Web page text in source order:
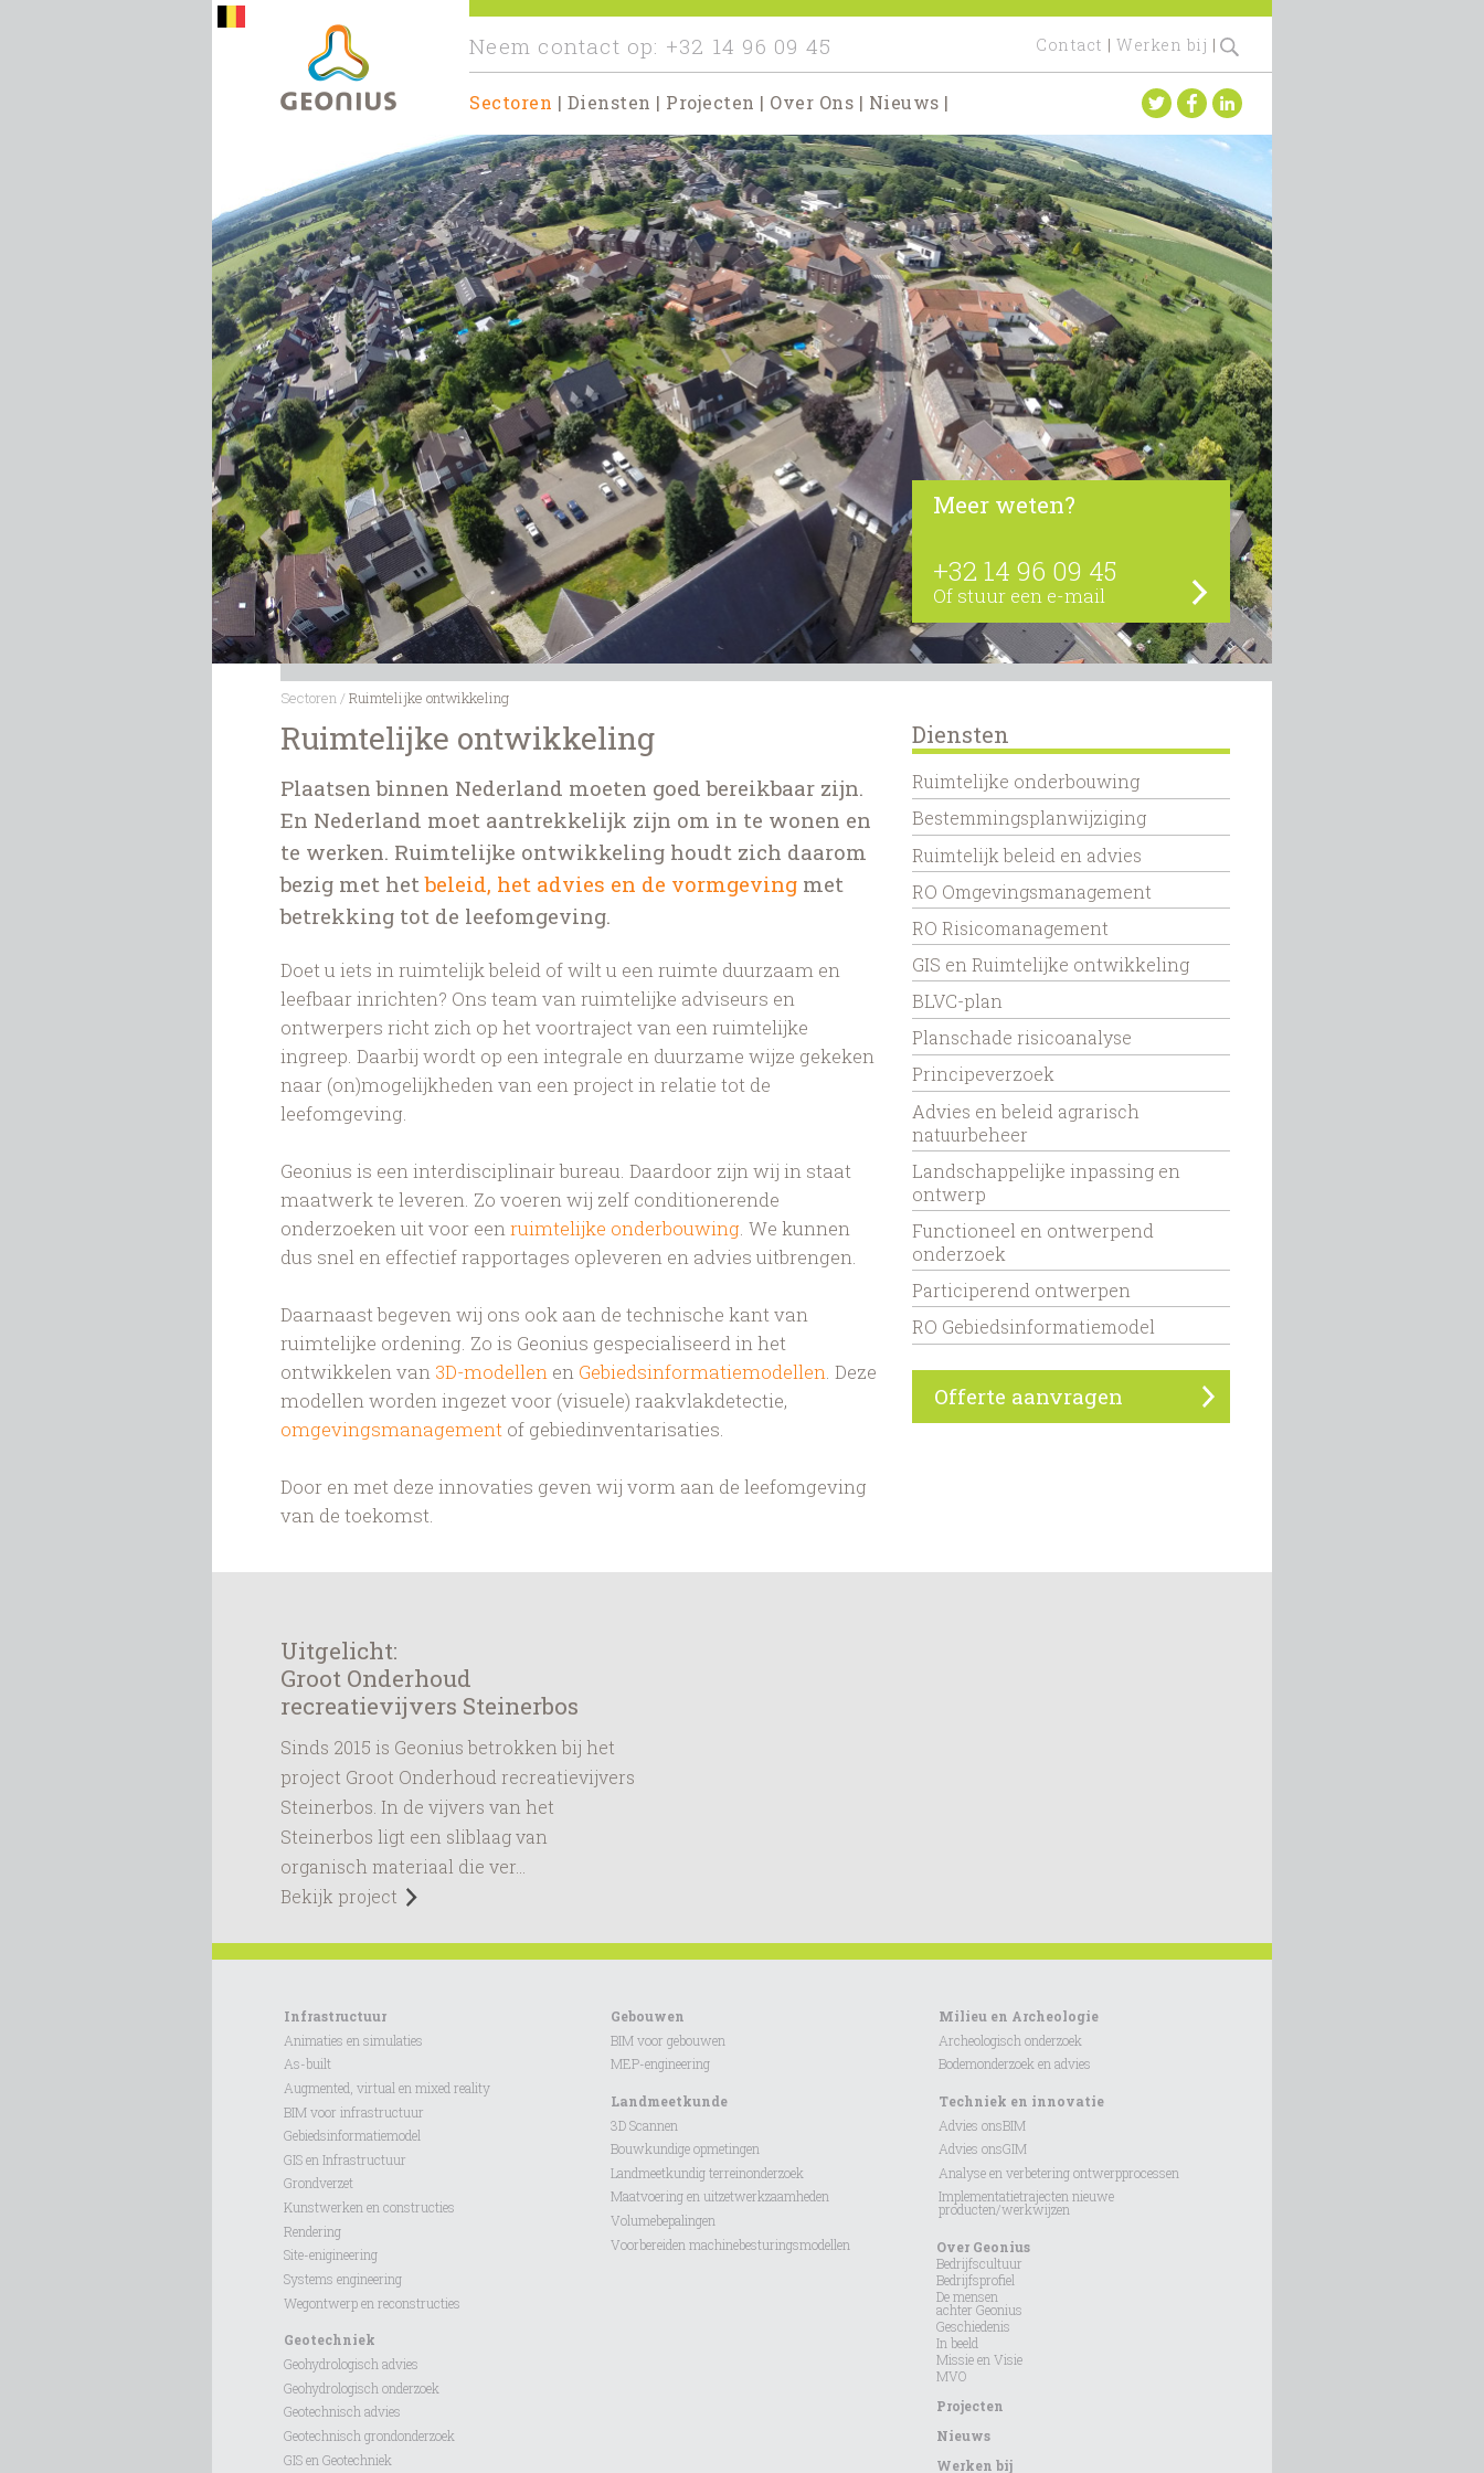
Neem contact op: +32 14 96 09 45 Contact |Werken bij |
Sectoren | Diensten | Projecten | Over Ons | Nieuws |
Meer weten?
+32 14 96 09 45
Of stuur een e-mail
Diensten
Ruimtelijke onderbouwing
Bestemmingsplanwijziging
Ruimtelijk beleid en advies
RO Omgevingsmanagement
RO Risicomanagement
GIS en Ruimtelijke ontwikkeling
BLVC-plan
Planschade risicoanalyse
Principeverzoek
Advies en beleid agrarisch
natuurbeheer
Landschappelijke inpassing en
ontwerp
Functioneel en ontwerpend
onderzoek
Participerend ontwerpen
RO Gebiedsinformatiemodel
Offerte aanvragen
Sectoren/Ruimtelijke ontwikkeling
Ruimtelijke ontwikkeling
Plaatsen binnen Nederland moeten goed bereikbaar zijn.
En Nederland moet aantrekkelijk zijn om in te wonen en
te werken. Ruimtelijke ontwikkeling houdt zich daarom
bezig met hetbeleid, het advies en de vormgeving met
betrekking tot de leefomgeving.
Doet u iets in ruimtelijk beleid of wilt u een ruimte duurzaam en
leefbaar inrichten? Ons team van ruimtelijke adviseurs en
ontwerpers richt zich op het voortraject van een ruimtelijke
ingreep. Daarbij wordt op een integrale en duurzame wijze gekeken
naar (on)mogelijkheden van een project in relatie tot de
leefomgeving.
Geonius is een interdisciplinair bureau. Daardoor zijn wij in staat
maatwerk te leveren. Zo voeren wij zelf conditionerende
onderzoeken uit voor eenruimtelijke onderbouwing . We kunnen
dus snel en effectief rapportages opleveren en advies uitbrengen.
Daarnaast begeven wij ons ook aan de technische kant van
ruimtelijke ordening. Zo is Geonius gespecialiseerd in het
ontwikkelen van 3D-modellen en Gebiedsinformatiemodellen . Deze
modellen worden ingezet voor (visuele) raakvlakdetectie,
omgevingsmanagement of gebiedinventarisaties.
Door en met deze innovaties geven wij vorm aan de leefomgeving
van de toekomst.
Uitgelicht:
Groot Onderhoud
recreatievijvers Steinerbos
Sinds 2015 is Geonius betrokken bij het
project Groot Onderhoud recreatievijvers
Steinerbos. In de vijvers van het
Steinerbos ligt een sliblaag van
organisch materiaal die ver...
Bekijk project
Infrastructuur
Animaties en simulaties
As-built
Augmented, virtual en mixed reality
BIM voor infrastructuur
Gebiedsinformatiemodel
GIS en Infrastructuur
Grondverzet
Kunstwerken en constructies
Rendering
Site-enigineering
Systems engineering
Wegontwerp en reconstructies
Geotechniek
Geohydrologisch advies
Geohydrologisch onderzoek
Geotechnisch advies
Geotechnisch grondonderzoek
GIS en Geotechniek
Gebouwen
BIM voor gebouwen
MEP-engineering
Landmeetkunde
3D Scannen
Bouwkundige opmetingen
Landmeetkundig terreinonderzoek
Maatvoering en uitzetwerkzaamheden
Volumebepalingen
Voorbereiden machinebesturingsmodellen
Milieu en Archeologie
Archeologisch onderzoek
Bodemonderzoek en advies
Techniek en innovatie
Advies onsBIM
Advies onsGIM
Analyse en verbetering ontwerpprocessen
Implementatietrajecten nieuwe
producten/werkwijzen
Over Geonius
Bedrijfscultuur
Bedrijfsprofiel
De mensen
achter Geonius
Geschiedenis
In beeld
Missie en Visie
MVO
Projecten
Nieuws
Werken bij